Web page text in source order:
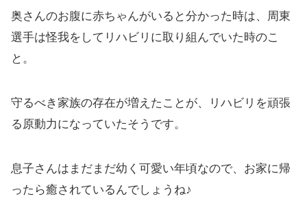
奥さんのお腹に赤ちゃんがいると分かった時は、周東
選手は怪我をしてリハビリに取り組んでいた時のこ
と。
守るべき家族の存在が増えたことが、リハビリを頑張
る原動力になっていたそうです。
息子さんはまだまだ幼く可愛い年頃なので、お家に帰
ったら癒されているんでしょうね♪